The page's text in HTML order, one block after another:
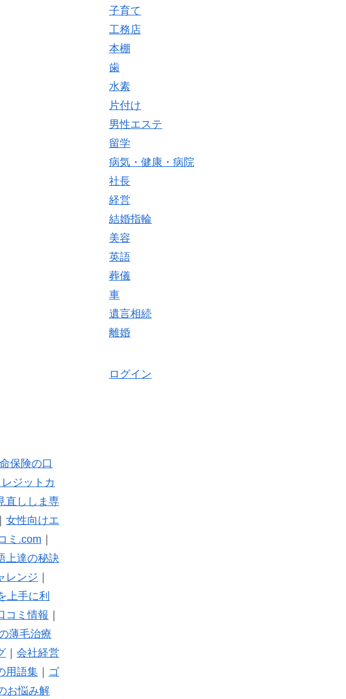
子育て
工務店
本棚
歯
水素
片付け
男性エステ
留学
病気・健康・病院
社長
経営
結婚指輪
美容
英語
葬儀
車
遺言相続
離婚
ログイン
保険の口
レジットカ
直ししま専
女性向けエ
ミ.com
上達の秘訣
レンジ
上手に利
コミ情報
薄毛治療
｜ 会社経営
用語集｜
ゴ
お悩み解